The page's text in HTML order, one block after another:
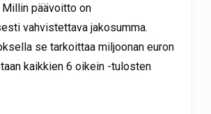
päävoitto on
vahvistettava jakosumma.
se tarkoittaa miljoonan euron
kaikkien 6 oikein -tulosten